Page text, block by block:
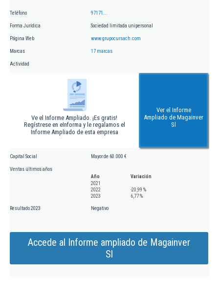
Teléfono 97171...
Forma Jurídica Sociedad limitada unipersonal
Página Web www.grupocursach.com
Marcas 17 marcas
Actividad
Ve el Informe Ampliado. ¡Es gratis!
Regístrese en eInforma y le regalamos el
Informe Ampliado de esta empresa
Ver el Informe
Ampliado de Magainver
Sl
Capital Social Mayor de 60.000 €
Ventas últimos años
Año
Variación
2021
2022
-20,99 %
2023
6,77 %
Resultado 2023 Negativo
Accede al Informe ampliado de Magainver
Sl